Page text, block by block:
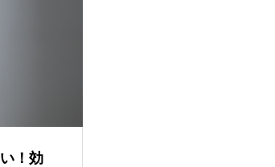
！効